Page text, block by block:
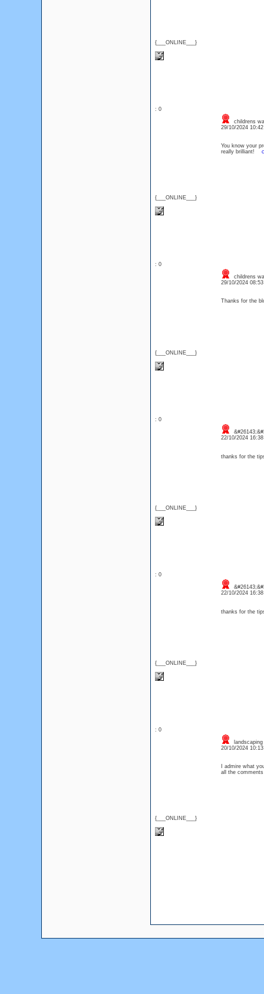
{___ONLINE___}
: 0
{___ONLINE___}
childrens
29/10/2024
You know your
really brilliant!
: 0
{___ONLINE___}
childrens
29/10/2024
Thanks for the
: 0
{___ONLINE___}
22/10/2024
thanks for the
: 0
{___ONLINE___}
22/10/2024
thanks for the
: 0
{___ONLINE___}
landscaping
20/10/2024
I admire what
all the